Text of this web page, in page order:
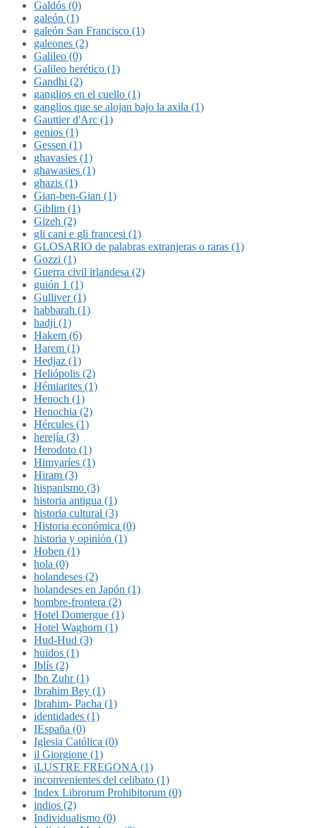
Galdós (0)
galeón (1)
galeón San Francisco (1)
galeones (2)
Galileo (0)
Galileo herético (1)
Gandhi (2)
ganglios en el cuello (1)
ganglios que se alojan bajo la axila (1)
Gauttier d'Arc (1)
genios (1)
Gessen (1)
ghavasies (1)
ghawasies (1)
ghazis (1)
Gian-ben-Gian (1)
Giblim (1)
Gizeh (2)
gli cani e gli francesi (1)
GLOSARIO de palabras extranjeras o raras (1)
Gozzi (1)
Guerra civil irlandesa (2)
guión 1 (1)
Gulliver (1)
habbarah (1)
hadji (1)
Hakem (6)
Harem (1)
Hedjaz (1)
Heliópolis (2)
Hémiarites (1)
Henoch (1)
Henochia (2)
Hércules (1)
herejía (3)
Herodoto (1)
Himyaríes (1)
Hiram (3)
hispanismo (3)
historia antigua (1)
historia cultural (3)
Historia económica (0)
historia y opinión (1)
Hoben (1)
hola (0)
holandeses (2)
holandeses en Japón (1)
hombre-frontera (2)
Hotel Domergue (1)
Hotel Waghorn (1)
Hud-Hud (3)
huidos (1)
Iblís (2)
Ibn Zuhr (1)
Ibrahim Bey (1)
Ibrahim- Pacha (1)
identidades (1)
IEspaña (0)
Iglesia Católica (0)
il Giorgione (1)
iLUSTRE FREGONA (1)
inconvenientes del celibato (1)
Index Librorum Prohibitorum (0)
indios (2)
Individualismo (0)